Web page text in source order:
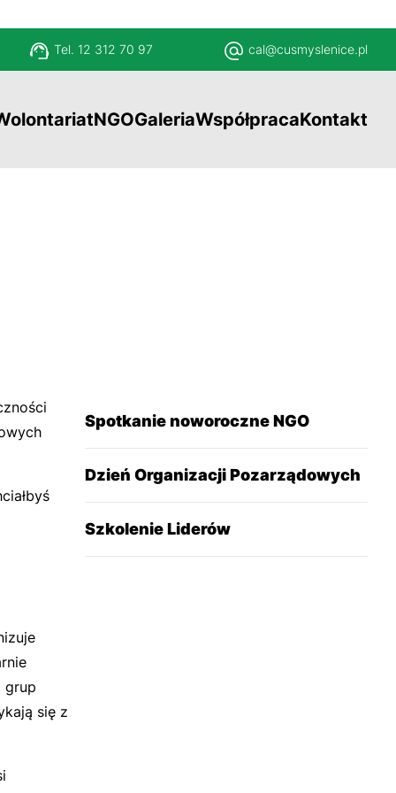
Tel. 12 312 70 97 cal@cusmyslenice.pl
NGOGaleriaWspółpracaKontakt
grup
się z
Spotkanie noworoczne NGO
Dzień Organizacji Pozarządowych
Szkolenie Liderów